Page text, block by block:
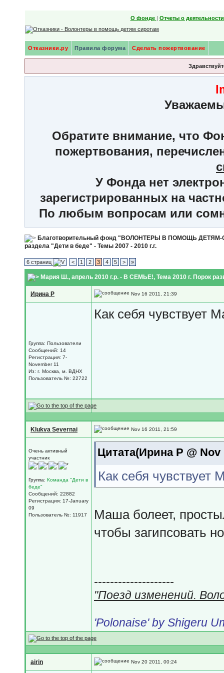
О фонде | Отчеты о
Отказники.ру Правила форума Сделать пожертвование
Обратите внимание, что
пожертвования,
У Фонда нет
зарегистрированных на
По любым вопросам или
Благотворительный фонд "ВОЛОНТЕРЫ В ПОМОЩЬ
раздела "Дети в беде" - Темы 2007 - 2010 г.г.
6 страниц < 1 2 3 4 5 > »
Мария Ш., апрель 2010 г.р. - В СЕМЬЕ!, Тема 2010 г. Порок
Ирина Р Nov 16 2011, 21:39
Группа: Пользователи
Сообщений: 14
Регистрация: 7-
November 11
Из: г. Москва, м. ВДНХ
Пользователь №: 22722
Как себя чувствует
Klukva Severnai Nov 16 2011, 21:59
Очень активный
участник
Группа: Команда "Дети в
беде"
Сообщений: 22882
Регистрация: 17-January
09
Пользователь №: 11917
Цитата(Ирина Р @ Nov
Как себя чувствует
Маша болеет,
чтобы загипсовать
--------------------
"Поезд изменений.
'Polonaise' by Shigeru
airin Nov 20 2011, 00:24